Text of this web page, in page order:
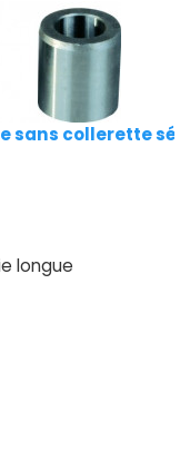
sans collerette
longue